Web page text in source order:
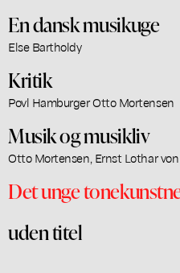
En dansk musikuge
Else Bartholdy
Kritik
Povl Hamburger Otto Mortensen
Musik og musikliv
Otto Mortensen, Ernst Lothar
Det unge
uden titel